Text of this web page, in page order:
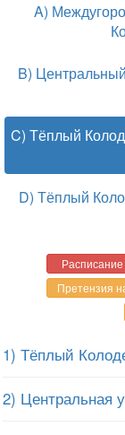
A)
B)
C) Тёплый
D) Тёплый
1) Тёплый
2) Центральная